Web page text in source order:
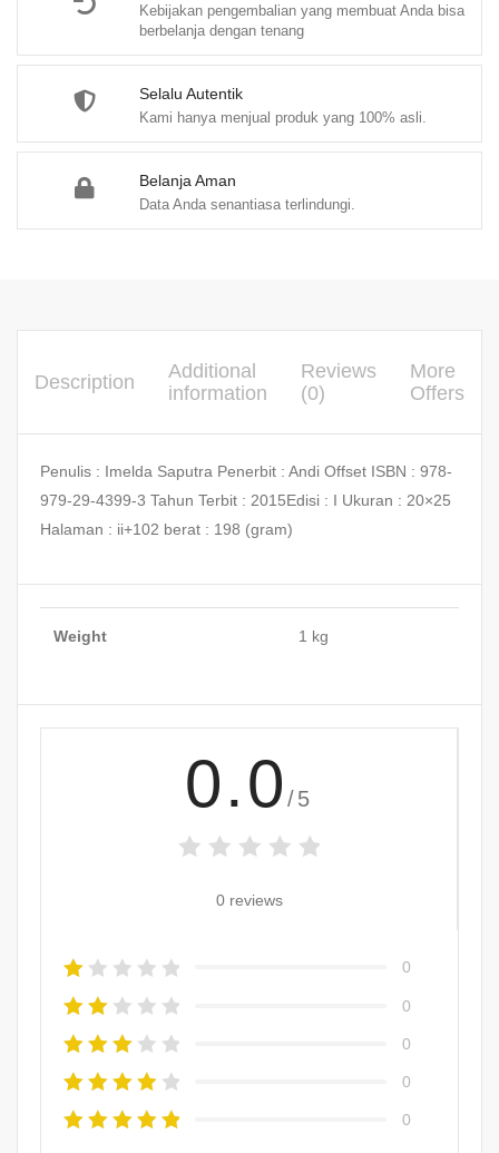
Kebijakan pengembalian yang membuat Anda bisa
berbelanja dengan tenang
Selalu Autentik
Kami hanya menjual produk yang 100% asli.
Belanja Aman
Data Anda senantiasa terlindungi.
Description
Additional
information
Reviews
(0)
More
Offers
Penulis : Imelda Saputra Penerbit : Andi Offset ISBN : 978-
979-29-4399-3 Tahun Terbit : 2015Edisi : I Ukuran : 20×25
Halaman : ii+102 berat : 198 (gram)
Weight 1 kg
0.0 /5
0 reviews
0
0
0
0
0